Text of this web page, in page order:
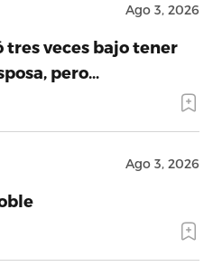
Ago 3, 2026
tres veces bajo tener
pero…
Ago 3, 2026